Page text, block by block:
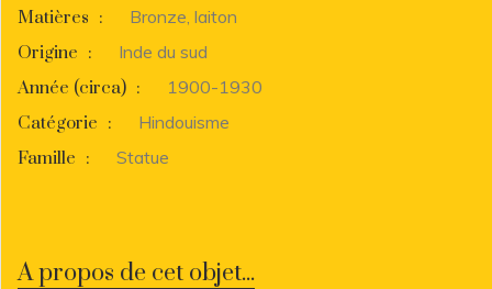
Matières :
Bronze, laiton
Origine :
Inde du sud
Année (circa) :
1900-1930
Catégorie :
Hindouisme
Famille : Statue
A propos de cet objet...